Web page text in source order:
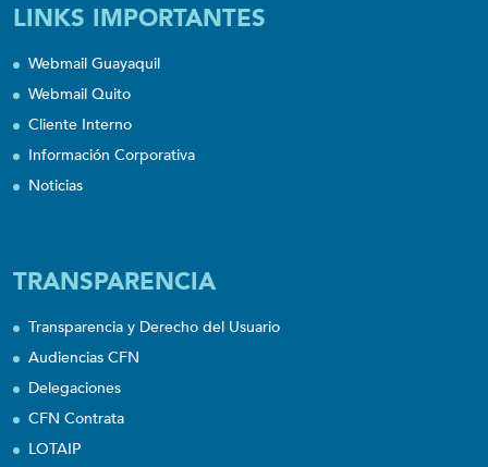
LINKS IMPORTANTES
Webmail Guayaquil
Webmail Quito
Cliente Interno
Información Corporativa
Noticias
TRANSPARENCIA
Transparencia y Derecho del Usuario
Audiencias CFN
Delegaciones
CFN Contrata
LOTAIP